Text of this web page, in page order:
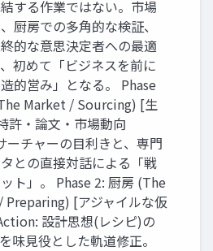
する作業ではない。市場
厨房での多角的な検証、
的な意思決定者への最適
初めて「ビジネスを前に
的営み」となる。 Phase
Market / Sourcing) [生
許・論文・市場動向
ーチャーの目利きと、専門
との直接対話による「戦
ト」。 Phase 2: 厨房 (The
Preparing) [アジャイルな仮
設計思想(レシピ)の
味見役とした軌道修正。